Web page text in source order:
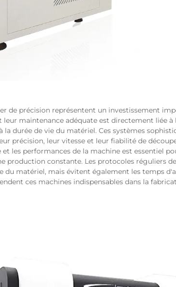
de précision représentent un investissement
maintenance adéquate est directement liée
durée de vie du matériel. Ces systèmes
précision, leur vitesse et leur fiabilité de
et les performances de la machine est essentiel
production constante. Les protocoles réguliers
du matériel, mais évitent également les temps
ces machines indispensables dans la